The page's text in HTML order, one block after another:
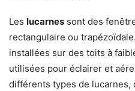
Les lucarnes sont des
rectangulaire ou
installées sur des toits à
utilisées pour éclairer et
différents types de